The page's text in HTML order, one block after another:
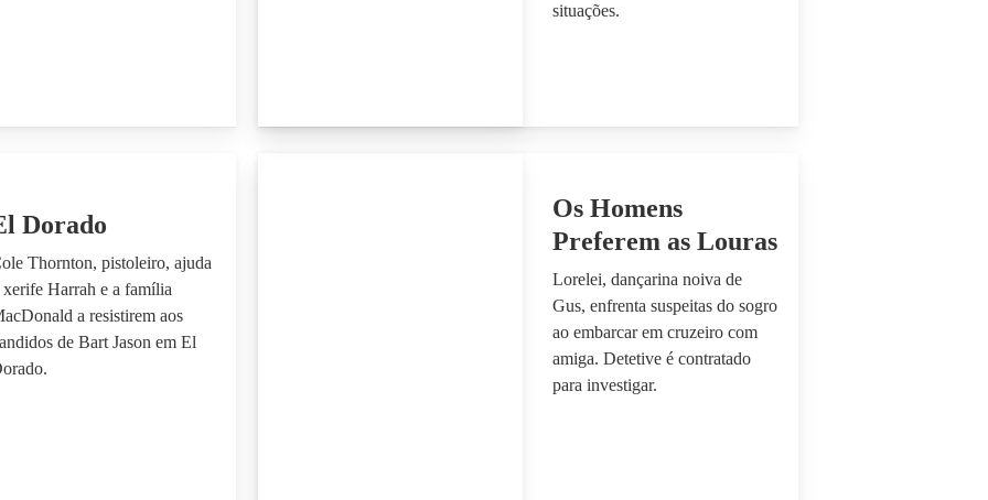
situações.
Dorado
Thornton, pistoleiro, ajuda
xerife Harrah e a família
a resistirem aos
de Bart Jason em El
Os Homens
Preferem as Louras
Lorelei, dançarina noiva de
Gus, enfrenta suspeitas do sogro
ao embarcar em cruzeiro com
amiga. Detetive é contratado
para investigar.